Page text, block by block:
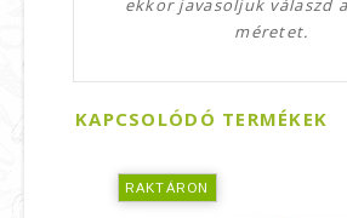
ekkor javasoljuk válaszd
méretet.
KAPCSOLÓDÓ TERMÉKEK
RAKTÁRON